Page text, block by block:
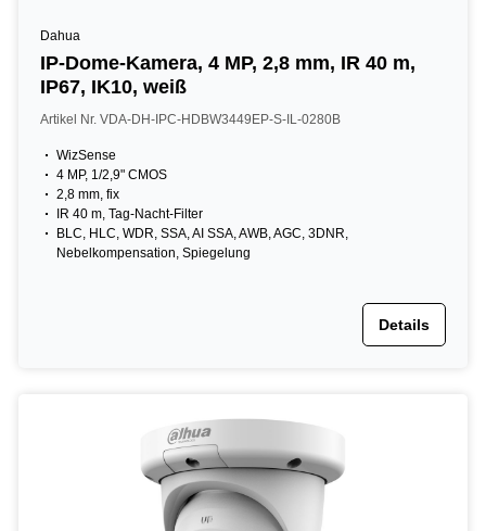
Dahua
IP-Dome-Kamera, 4 MP, 2,8 mm, IR 40 m,
IP67, IK10, weiß
Artikel Nr. VDA-DH-IPC-HDBW3449EP-S-IL-0280B
WizSense
4 MP, 1/2,9" CMOS
2,8 mm, fix
IR 40 m, Tag-Nacht-Filter
BLC, HLC, WDR, SSA, AI SSA, AWB, AGC, 3DNR,
Nebelkompensation, Spiegelung
Details